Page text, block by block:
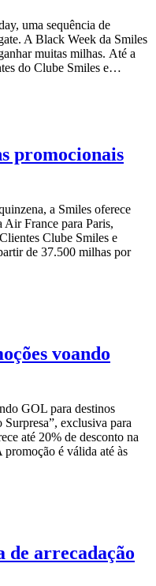
uma sequência de
A Black Week da Smiles
muitas milhas. Até a
do Clube Smiles e…
promocionais
a Smiles oferece
Air France para Paris,
Clube Smiles e
de 37.500 milhas por
voando
GOL para destinos
exclusiva para
até 20% de desconto na
é válida até às
de arrecadação